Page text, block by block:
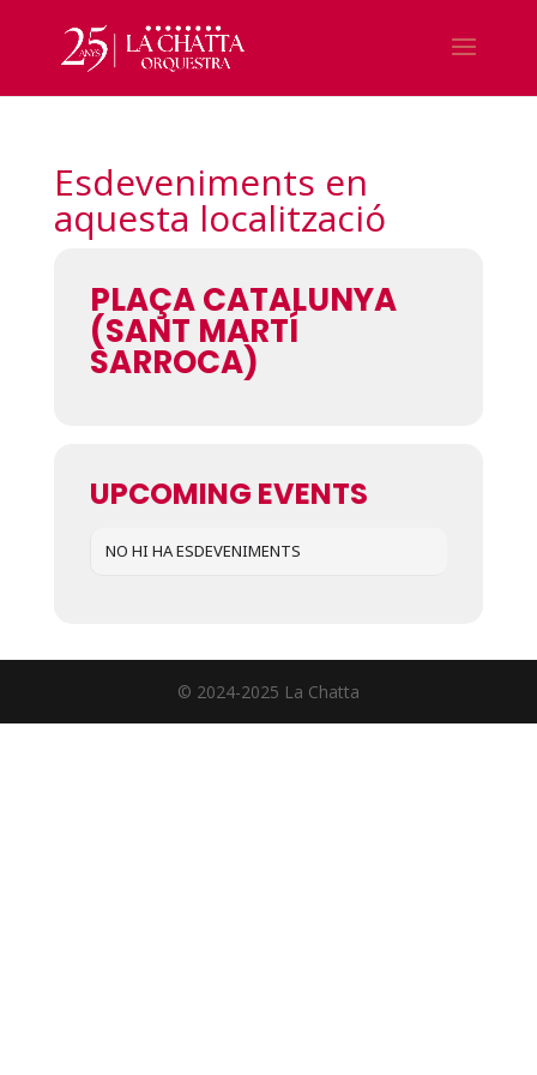
Esdeveniments en
aquesta localització
PLAÇA CATALUNYA
(SANT MARTÍ
SARROCA)
UPCOMING EVENTS
NO HI HA ESDEVENIMENTS
© 2024-2025 La Chatta